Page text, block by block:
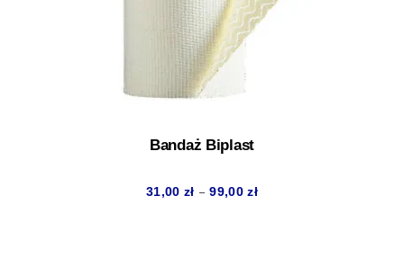
Bandaż Biplast
31,00 zł – 99,00złZakres